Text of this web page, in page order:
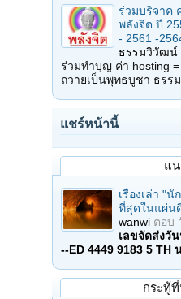
ร่วมบริจาค
พลังจิต ปี
- 2561 -
ธรรมวิวัฒน์
ร่วมทำบุญ ค่า hosting
ถวายเป็นพุทธบูชา ธรร
แชร์หน้านี้
แ
เรื่องเล่า "
ที่สุดในแผ่น
wanwi ตอบ
เลขจัดส่งวั
--ED 4449 9183 5 TH
กระทู้